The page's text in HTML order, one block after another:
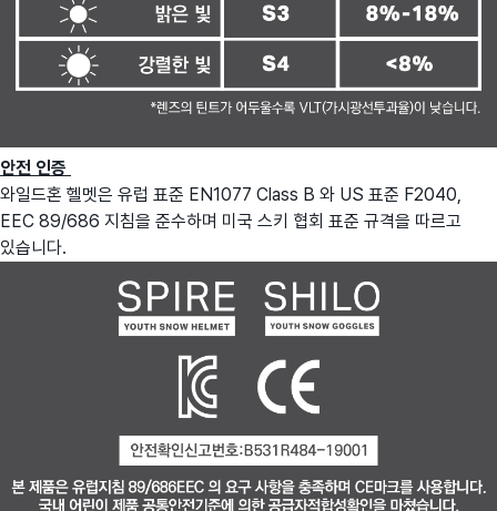
안전 인증
와일드혼 헬멧은 유럽 표준 EN1077 Class B 와 US 표준 F2040,
EEC 89/686 지침을 준수하며 미국 스키 협회 표준 규격을 따르고
있습니다.